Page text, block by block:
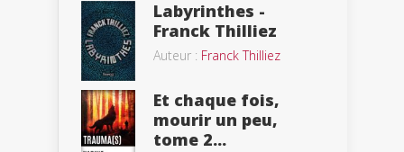
Labyrinthes -
Franck Thilliez
Auteur : Franck Thilliez
Et chaque fois,
mourir un peu,
tome 2...